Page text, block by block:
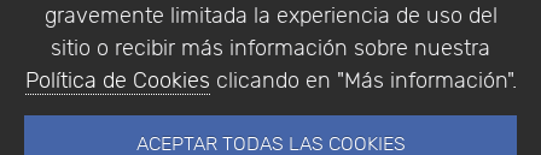
gravemente limitada la experiencia de uso del
sitio o recibir más información sobre nuestra
Política de Cookies clicando en "Más información".
ACEPTAR TODAS LAS COOKIES
Empresa|Aviso Legal| Política de Privacidad |
Política de Cookies
© Copyright 1994 - 2026. Addlink Software
Científico, S.L.